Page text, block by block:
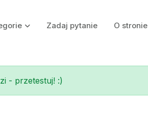
Zadaj pytanie O stronie
- przetestuj! :)